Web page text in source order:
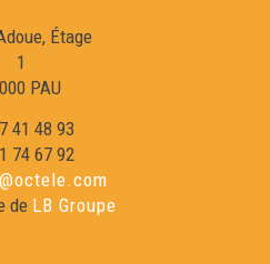
Étage
1
PAU
41 48 93
74 67 92
de LB Groupe